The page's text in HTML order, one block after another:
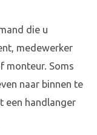
die u
medewerker
monteur. Soms
naar binnen te
een handlanger